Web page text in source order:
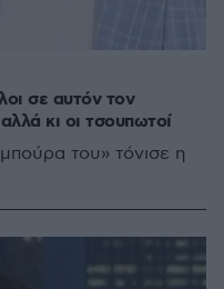
σε αυτόν τον
κι οι τσουπωτοί
του» τόνισε η